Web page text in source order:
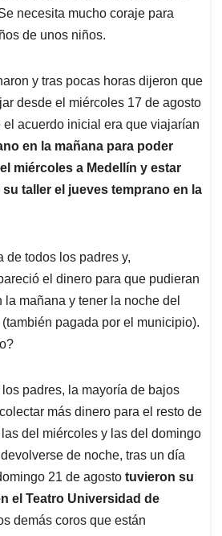
necesita mucho coraje para
de unos niños.
y tras pocas horas dijeron que
desde el miércoles 17 de agosto
el acuerdo inicial era que viajarían
en la mañana para poder
miércoles a Medellín y estar
su taller el jueves temprano en la
de todos los padres y,
el dinero para que pudieran
mañana y tener la noche del
pagada por el municipio).
padres, la mayoría de bajos
más dinero para el resto de
del miércoles y las del domingo
de noche, tras un día
21 de agosto tuvieron su
el Teatro Universidad de
demás coros que están